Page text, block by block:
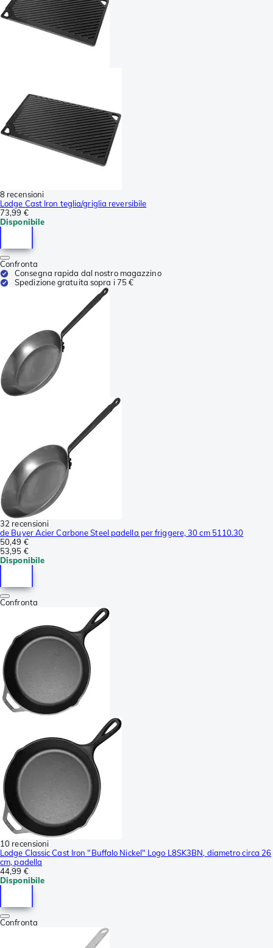
8 recensioni
Lodge Cast Iron teglia/griglia reversibile
73,99 €
Disponibile
Confronta
Consegna rapida dal nostro magazzino
Spedizione gratuita sopra i 75 €
32 recensioni
de Buyer Acier Carbone Steel padella per friggere, 30 cm 5110.30
50,49 €
53,95 €
Disponibile
Confronta
10 recensioni
Lodge Classic Cast Iron "Buffalo Nickel" Logo L8SK3BN, diametro circa 26
cm, padella
44,99 €
Disponibile
Confronta